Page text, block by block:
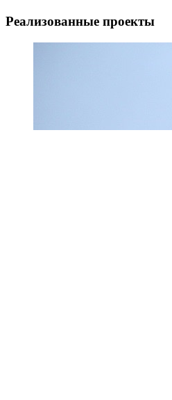
Реализованные проекты